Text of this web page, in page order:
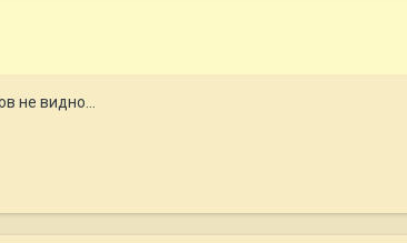
не видно...